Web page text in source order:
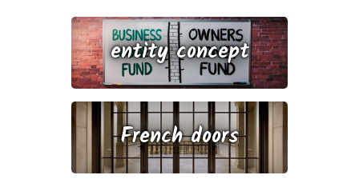
entity concept
French doors